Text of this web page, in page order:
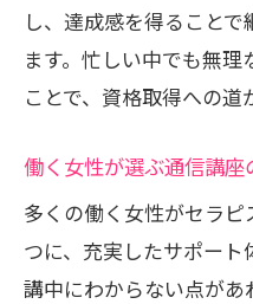
し、達成感を得ること
ます。忙しい中でも無
ことで、資格取得への道
働く女性が選ぶ通信講座
多くの働く女性がセラ
つに、充実したサポー
講中にわからない点が